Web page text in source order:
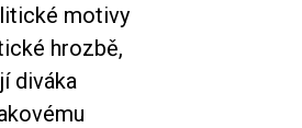
motivy
hrozbě,
diváka